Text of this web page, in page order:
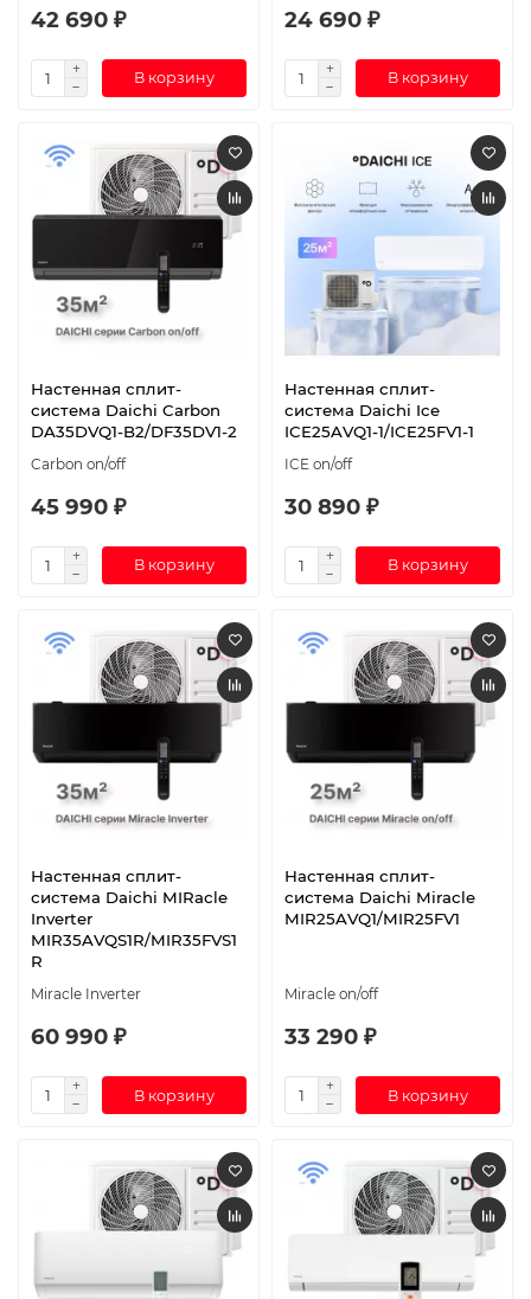
42 690 ₽
В корзину
24 690 ₽
В корзину
Настенная сплит-
система Daichi Carbon
DA35DVQ1-B2/DF35DV1-2
Carbon on/off
45 990 ₽
В корзину
Настенная сплит-
система Daichi Ice
ICE25AVQ1-1/ICE25FV1-1
ICE on/off
30 890 ₽
В корзину
Настенная сплит-
система Daichi MIRacle
Inverter
MIR35AVQS1R/MIR35FVS1
R
Miracle Inverter
60 990 ₽
В корзину
Настенная сплит-
система Daichi Miracle
MIR25AVQ1/MIR25FV1
Miracle on/off
33 290 ₽
В корзину